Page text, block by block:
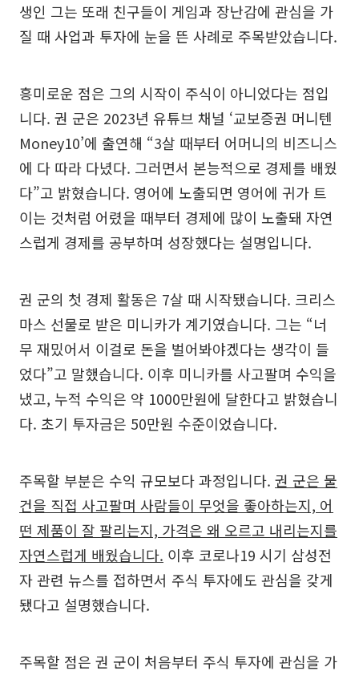
생인 그는 또래 친구들이 게임과 장난감에 관심을 가
질 때 사업과 투자에 눈을 뜬 사례로 주목받았습니다.
흥미로운 점은 그의 시작이 주식이 아니었다는 점입
니다. 권 군은 2023년 유튜브 채널 ‘교보증권 머니텐
Money10’에 출연해 “3살 때부터 어머니의 비즈니스
에 다 따라 다녔다. 그러면서 본능적으로 경제를 배웠
다”고 밝혔습니다. 영어에 노출되면 영어에 귀가 트
이는 것처럼 어렸을 때부터 경제에 많이 노출돼 자연
스럽게 경제를 공부하며 성장했다는 설명입니다.
권 군의 첫 경제 활동은 7살 때 시작됐습니다. 크리스
마스 선물로 받은 미니카가 계기였습니다. 그는 “너
무 재밌어서 이걸로 돈을 벌어봐야겠다는 생각이 들
었다”고 말했습니다. 이후 미니카를 사고팔며 수익을
냈고, 누적 수익은 약 1000만원에 달한다고 밝혔습니
다. 초기 투자금은 50만원 수준이었습니다.
주목할 부분은 수익 규모보다 과정입니다. 권 군은 물
건을 직접 사고팔며 사람들이 무엇을 좋아하는지, 어
떤 제품이 잘 팔리는지, 가격은 왜 오르고 내리는지를
자연스럽게 배웠습니다. 이후 코로나19 시기 삼성전
자 관련 뉴스를 접하면서 주식 투자에도 관심을 갖게
됐다고 설명했습니다.
주목할 점은 권 군이 처음부터 주식 투자에 관심을 가